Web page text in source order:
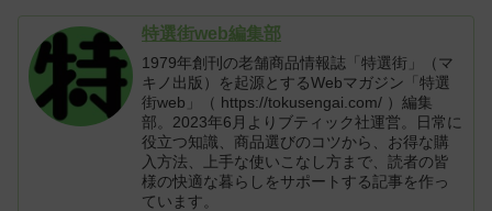
特選街web編集部
1979年創刊の老舗商品情報誌「特選街」（マ
キノ出版）を起源とするWebマガジン「特選
街web」（ https://tokusengai.com/ ）編集
部。2023年6月よりブティック社運営。日常に
役立つ知識、商品選びのコツから、お得な購
入方法、上手な使いこなし方まで、読者の皆
様の快適な暮らしをサポートする記事を作っ
ています。